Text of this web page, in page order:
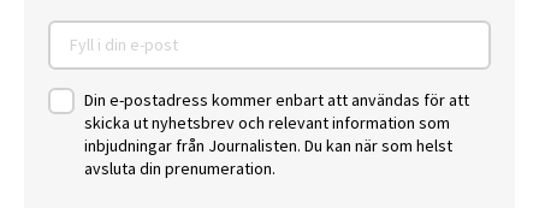
Din e-postadress kommer enbart att användas för att
skicka ut nyhetsbrev och relevant information som
inbjudningar från Journalisten. Du kan när som helst
avsluta din prenumeration.